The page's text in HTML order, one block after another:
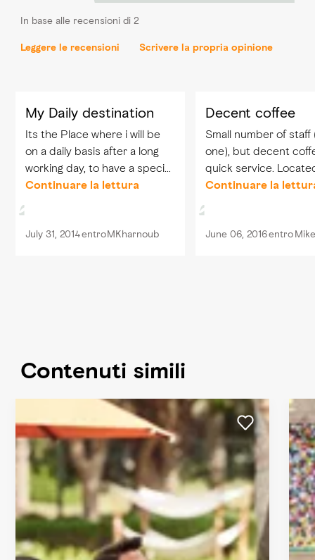
In base alle recensioni di 2
Leggere le recensioni Scrivere la propria opinione
My Daily destination
Its the Place where i will be
on a daily basis after a long
working day, to have a special
coffee in a quit environment
Continuare la lettura
July 31, 2014entroMKharnoub
Decent coffee
Small number of staff
one), but decent
quick service. Located on the
Ground Floor, but
Continuare la
June 06, 2016entro
Contenuti simili